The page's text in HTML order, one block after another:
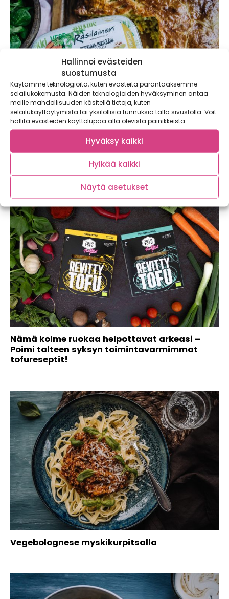
Hallinnoi evästeiden
suostumusta
Käytämme teknologioita, kuten evästeitä parantaaksemme
selailukokemusta. Näiden teknologioiden hyväksyminen antaa
meille mahdollisuuden käsitellä tietoja, kuten
selailukäyttäytymistä tai yksilöllisiä tunnuksia tällä sivustolla. Voit
hallita evästeiden käyttölupaa alla olevista painikkeista.
Hyväksy kaikki
Hylkää kaikki
Näytä asetukset
Kotimainen hapankaali mehevöittää
peltilihapiirakan ja maistuu kekripizzan
päällä!
Nämä kolme ruokaa helpottavat arkeasi –
Poimi talteen syksyn toimintavarmimmat
tofureseptit!
Vegebolognese myskikurpitsalla